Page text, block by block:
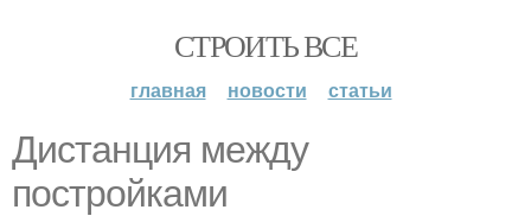
СТРОИТЬ ВСЕ
главная новости статьи
Дистанция между
постройками